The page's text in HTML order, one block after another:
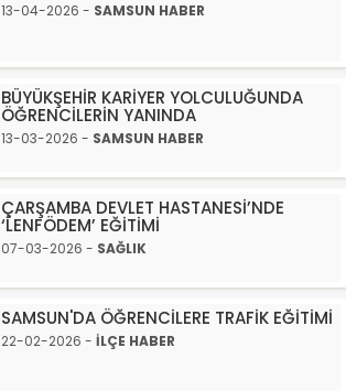
13-04-2026 - SAMSUN HABER
BÜYÜKŞEHİR KARİYER YOLCULUĞUNDA
ÖĞRENCİLERİN YANINDA
13-03-2026 - SAMSUN HABER
ÇARŞAMBA DEVLET HASTANESİ’NDE
‘LENFÖDEM’ EĞİTİMİ
07-03-2026 - SAĞLIK
SAMSUN'DA ÖĞRENCİLERE TRAFİK EĞİTİMİ
22-02-2026 - İLÇE HABER